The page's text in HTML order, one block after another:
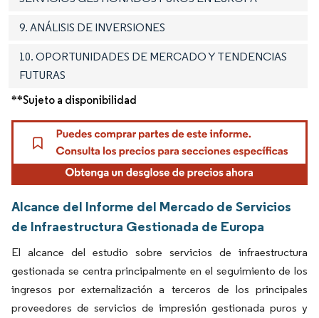
9. ANÁLISIS DE INVERSIONES
10. OPORTUNIDADES DE MERCADO Y TENDENCIAS
FUTURAS
**Sujeto a disponibilidad
Alcance del Informe del Mercado de Servicios
de Infraestructura Gestionada de Europa
El alcance del estudio sobre servicios de infraestructura
gestionada se centra principalmente en el seguimiento de los
ingresos por externalización a terceros de los principales
proveedores de servicios de impresión gestionada puros y